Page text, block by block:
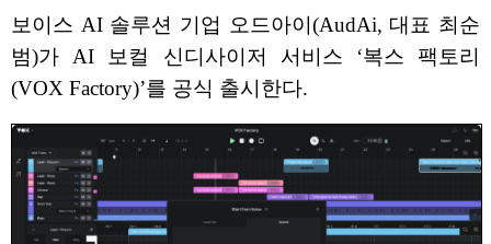
보이스 AI 솔루션 기업 오드아이(AudAi, 대표 최순
범)가 AI 보컬 신디사이저 서비스 ‘복스 팩토리
(VOX Factory)’를 공식 출시한다.